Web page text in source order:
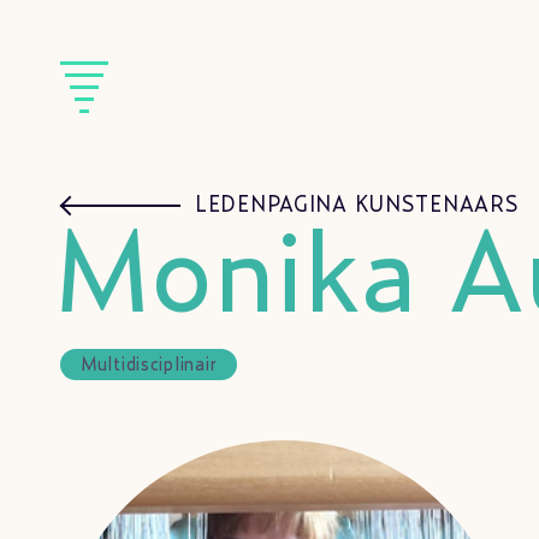
LEDENPAGINA KUNSTENAARS
Monika
Multidisciplinair